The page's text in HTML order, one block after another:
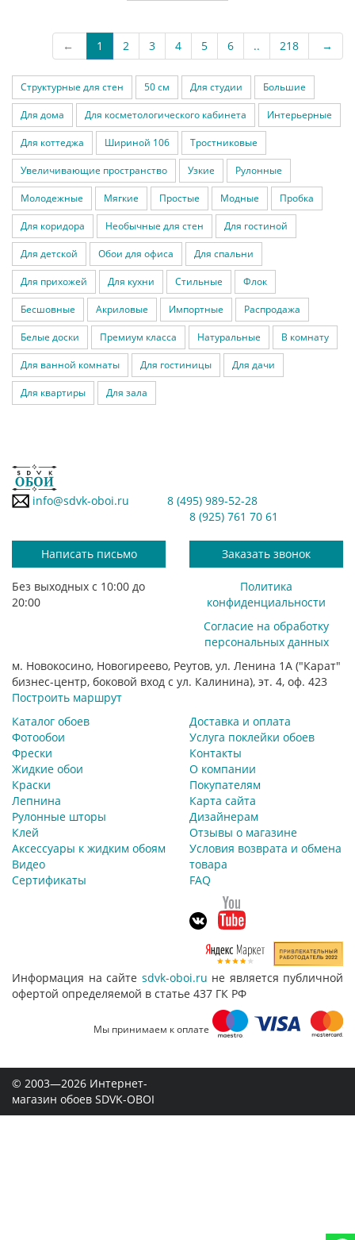
← 1 2 3 4 5 6 .. 218 →
Структурные для стен 50 см Для студии Большие
Для дома Для косметологического кабинета Интерьерные
Для коттеджа Шириной 106 Тростниковые
Увеличивающие пространство Узкие Рулонные
Молодежные Мягкие Простые Модные Пробка
Для коридора Необычные для стен Для гостиной
Для детской Обои для офиса Для спальни
Для прихожей Для кухни Стильные Флок
Бесшовные Акриловые Импортные Распродажа
Белые доски Премиум класса Натуральные В комнату
Для ванной комнаты Для гостиницы Для дачи
Для квартиры Для зала
info@sdvk-oboi.ru
8 (495) 989-52-28
8 (925) 761 70 61
Написать письмо Заказать звонок
Без выходных с 10:00 до
20:00
Политика
конфиденциальности
Согласие на обработку
персональных данных
м. Новокосино, Новогиреево, Реутов, ул. Ленина 1А ("Карат"
бизнес-центр, боковой вход с ул. Калинина), эт. 4, оф. 423
Построить маршрут
Каталог обоев
Фотообои
Фрески
Жидкие обои
Краски
Лепнина
Рулонные шторы
Клей
Аксессуары к жидким обоям
Видео
Сертификаты
Доставка и оплата
Услуга поклейки обоев
Контакты
О компании
Покупателям
Карта сайта
Дизайнерам
Отзывы о магазине
Условия возврата и обмена
товара
FAQ
Информация на сайте sdvk-oboi.ru не является публичной
офертой определяемой в статье 437 ГК РФ
Мы принимаем к оплате
© 2003—2026 Интернет-
магазин обоев SDVK-OBOI